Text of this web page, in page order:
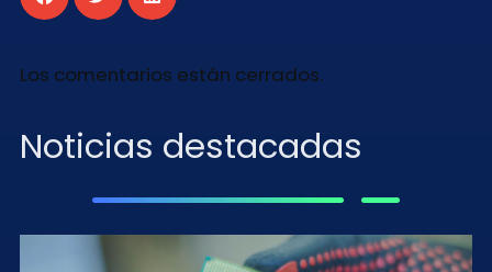
Los comentarios están cerrados.
Noticias destacadas